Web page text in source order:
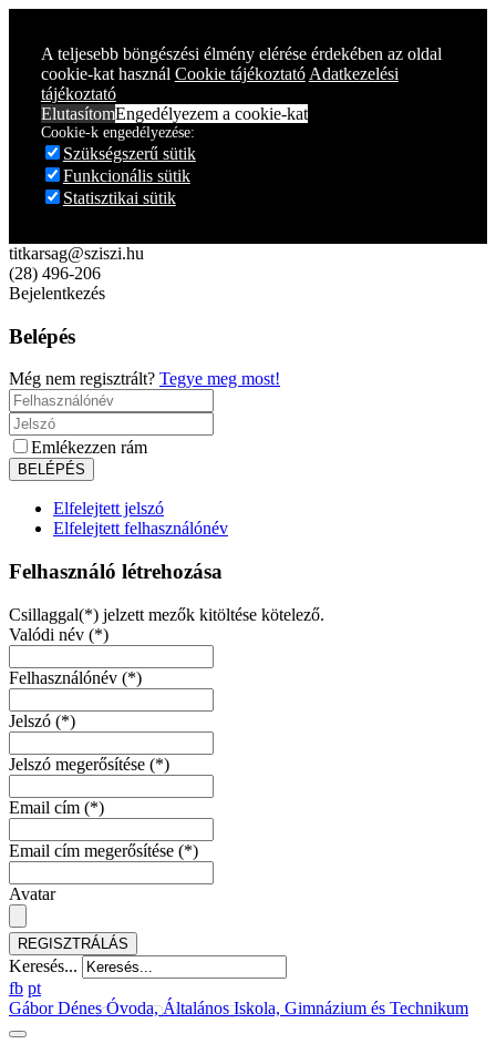
A teljesebb böngészési élmény elérése érdekében az oldal
cookie-kat használ Cookie tájékoztató Adatkezelési
tájékoztató
ElutasítomEngedélyezem a cookie-kat
Cookie-k engedélyezése:
Szükségszerű sütik
Funkcionális sütik
Statisztikai sütik
titkarsag@sziszi.hu
(28) 496-206
Bejelentkezés
Belépés
Még nem regisztrált? Tegye meg most!
Emlékezzen rám
Elfelejtett jelszó
Elfelejtett felhasználónév
Felhasználó létrehozása
Csillaggal(*) jelzett mezők kitöltése kötelező.
Valódi név (*)
Felhasználónév (*)
Jelszó (*)
Jelszó megerősítése (*)
Email cím (*)
Email cím megerősítése (*)
Avatar
REGISZTRÁLÁS
Keresés...
fb pt
Gábor Dénes Óvoda, Általános Iskola, Gimnázium és Technikum